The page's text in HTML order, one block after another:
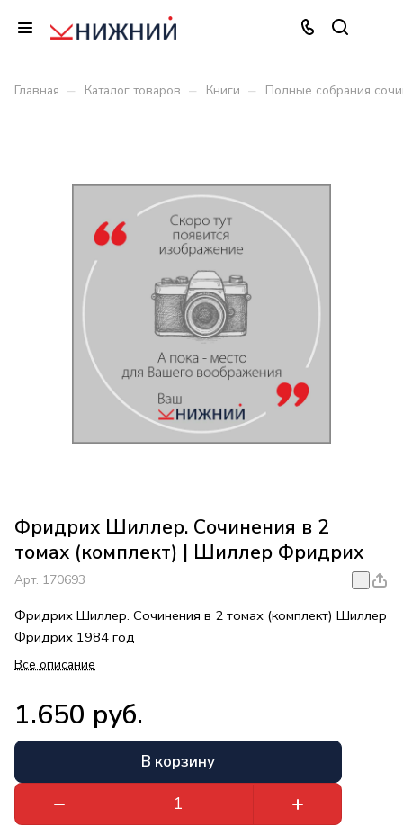
Главная – Каталог товаров – Книги – Полные собрания
Фридрих Шиллер. Сочинения в 2
томах (комплект) | Шиллер Фридрих
Арт. 170693
Фридрих Шиллер. Сочинения в 2 томах (комплект) Шиллер
Фридрих 1984 год
Все описание
1.650 руб.
В корзину